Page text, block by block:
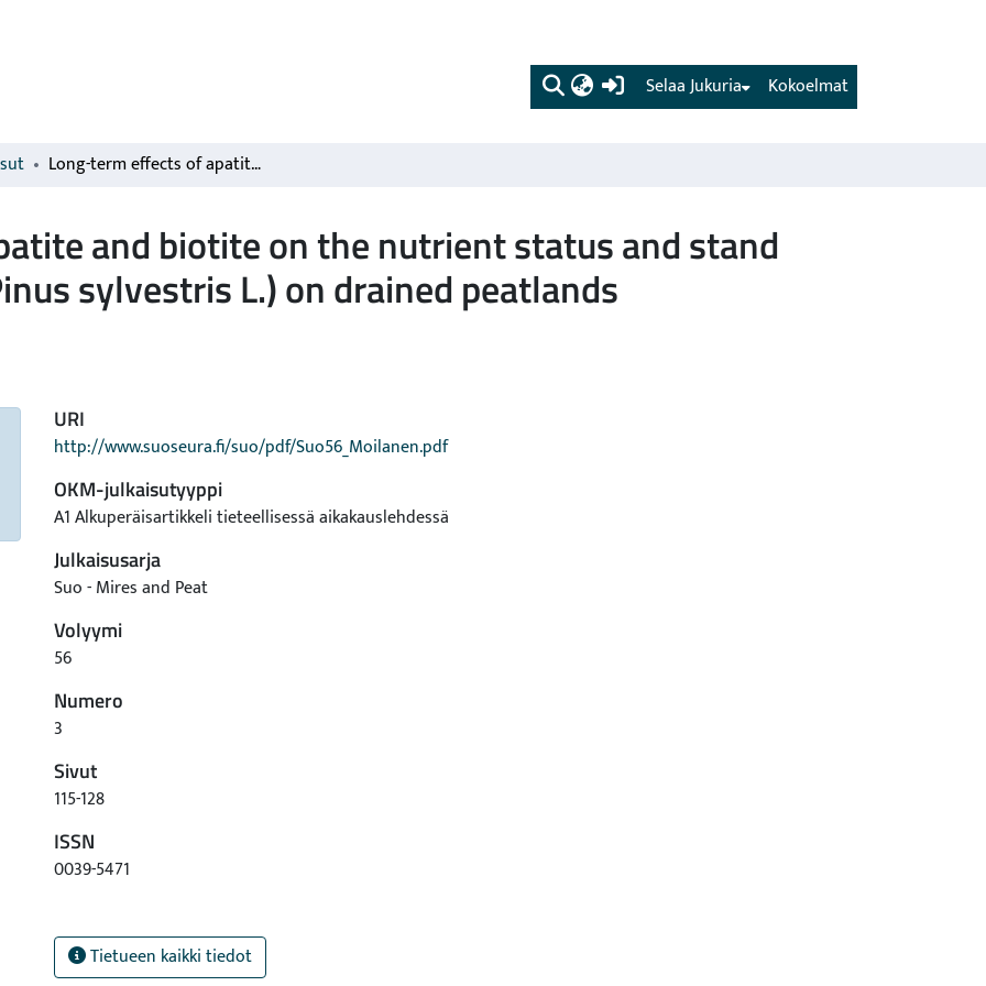
(current) Kokoelmat
Selaa Jukuria
Long-term effects of apatite and biotite on the nutrient status and stand growth of Scots pine (Pinus sylvestris L.) on drained peatlands
and biotite on the nutrient status and stand
sylvestris L.) on drained peatlands
URI
http://www.suoseura.fi/suo/pdf/Suo56_Moilanen.pdf
OKM-julkaisutyyppi
A1 Alkuperäisartikkeli tieteellisessä aikakauslehdessä
Julkaisusarja
Suo - Mires and Peat
Volyymi
56
Numero
3
Sivut
115-128
ISSN
0039-5471
Tietueen kaikki tiedot